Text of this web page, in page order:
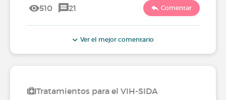
510 21 Comentar
Ver el mejor comentario
Tratamientos para el VIH-SIDA